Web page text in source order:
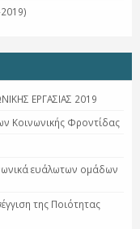
ΕΡΓΑΣΙΑΣ 2019
Κοινωνικής Φροντίδας
ευάλωτων ομάδων
της Ποιότητας